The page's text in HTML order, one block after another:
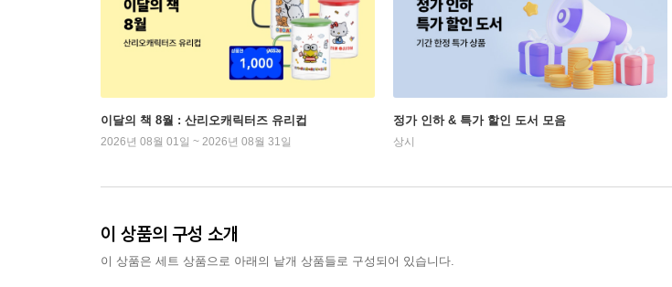
이달의 책 8월 : 산리오캐릭터즈 유리컵
2026년 08월 01일 ~ 2026년 08월 31일
정가 인하 & 특가 할인 도서 모음
상시
이 상품의 구성 소개
이 상품은 세트 상품으로 아래의 낱개 상품들로 구성되어 있습니다.